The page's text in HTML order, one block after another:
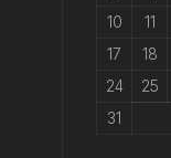
10
11
17
18
24
25
31